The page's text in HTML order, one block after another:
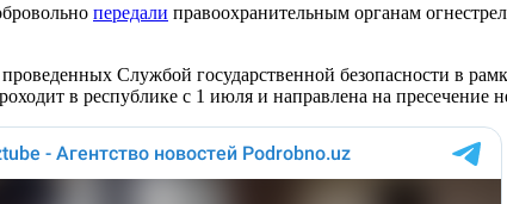
передали правоохранительным органам
Службой государственной безопасности в
в республике с 1 июля и направлена на пресечение